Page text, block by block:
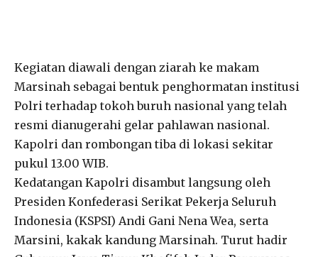
Kegiatan diawali dengan ziarah ke makam
Marsinah sebagai bentuk penghormatan institusi
Polri terhadap tokoh buruh nasional yang telah
resmi dianugerahi gelar pahlawan nasional.
Kapolri dan rombongan tiba di lokasi sekitar
pukul 13.00 WIB.
Kedatangan Kapolri disambut langsung oleh
Presiden Konfederasi Serikat Pekerja Seluruh
Indonesia (KSPSI) Andi Gani Nena Wea, serta
Marsini, kakak kandung Marsinah. Turut hadir